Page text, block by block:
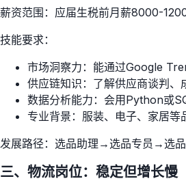
薪资范围：应届生税前月薪8000-
技能要求：
市场洞察力：能通过Google
供应链知识：了解供应商谈判、
数据分析能力：会用Python或
专业背景：服装、电子、家居等
发展路径：选品助理→选品专员→选
三、物流岗位：稳定但增长慢